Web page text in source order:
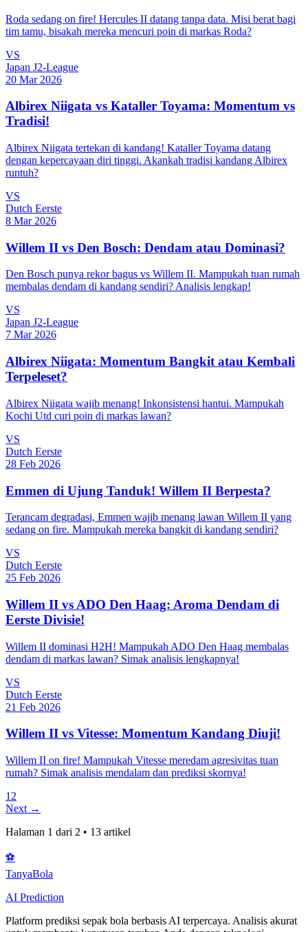
Roda sedang on fire! Hercules II datang tanpa data. Misi berat bagi
tim tamu, bisakah mereka mencuri poin di markas Roda?
VS
Japan J2-League
20 Mar 2026
Albirex Niigata vs Kataller Toyama: Momentum vs
Tradisi!
Albirex Niigata tertekan di kandang! Kataller Toyama datang
dengan kepercayaan diri tinggi. Akankah tradisi kandang Albirex
runtuh?
VS
Dutch Eerste
8 Mar 2026
Willem II vs Den Bosch: Dendam atau Dominasi?
Den Bosch punya rekor bagus vs Willem II. Mampukah tuan rumah
membalas dendam di kandang sendiri? Analisis lengkap!
VS
Japan J2-League
7 Mar 2026
Albirex Niigata: Momentum Bangkit atau Kembali
Terpeleset?
Albirex Niigata wajib menang! Inkonsistensi hantui. Mampukah
Kochi Utd curi poin di markas lawan?
VS
Dutch Eerste
28 Feb 2026
Emmen di Ujung Tanduk! Willem II Berpesta?
Terancam degradasi, Emmen wajib menang lawan Willem II yang
sedang on fire. Mampukah mereka bangkit di kandang sendiri?
VS
Dutch Eerste
25 Feb 2026
Willem II vs ADO Den Haag: Aroma Dendam di
Eerste Divisie!
Willem II dominasi H2H! Mampukah ADO Den Haag membalas
dendam di markas lawan? Simak analisis lengkapnya!
VS
Dutch Eerste
21 Feb 2026
Willem II vs Vitesse: Momentum Kandang Diuji!
Willem II on fire! Mampukah Vitesse meredam agresivitas tuan
rumah? Simak analisis mendalam dan prediksi skornya!
1 2
Next →
Halaman 1 dari 2 • 13 artikel
⚽
TanyaBola
AI Prediction
Platform prediksi sepak bola berbasis AI terpercaya. Analisis akurat